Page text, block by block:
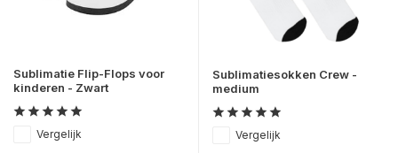
Sublimatie Flip-Flops voor
kinderen - Zwart
Vergelijk
Sublimatiesokken Crew -
medium
Vergelijk